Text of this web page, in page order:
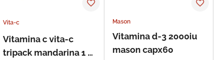
Vita-c
Vitamina c vita-c
tripack mandarina 1 g
Mason
Vitamina d-3 2000iu
mason capx60